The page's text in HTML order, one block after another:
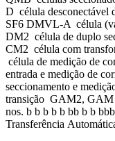
D célula desconectável
SF6 DMVL-A célula
DM2 célula de duplo
CM2 célula com
célula de medição de
entrada e medição de
seccionamento e
transição GAM2, GAM
nos. b b b b b bb b b
Transferência